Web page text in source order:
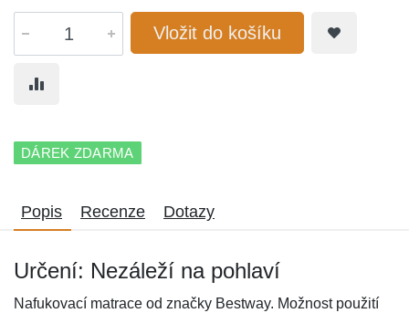
Vložit do košíku
DÁREK ZDARMA
Popis Recenze Dotazy
Určení: Nezáleží na pohlaví
Nafukovací matrace od značky Bestway. Možnost použití